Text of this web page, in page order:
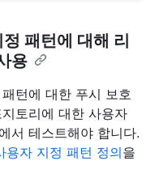
패턴에 대해 리
용
턴에 대한 푸시 보호
토리에 대한 사용자
서 테스트해야 합니다.
용자 지정 패턴 정의을